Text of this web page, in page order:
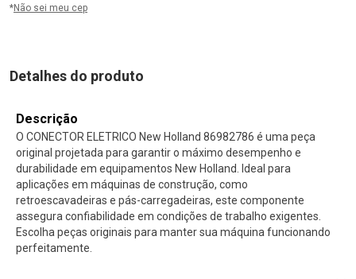
*Não sei meu cep
Detalhes do produto
Descrição
O CONECTOR ELETRICO New Holland 86982786 é uma peça
original projetada para garantir o máximo desempenho e
durabilidade em equipamentos New Holland. Ideal para
aplicações em máquinas de construção, como
retroescavadeiras e pás-carregadeiras, este componente
assegura confiabilidade em condições de trabalho exigentes.
Escolha peças originais para manter sua máquina funcionando
perfeitamente.